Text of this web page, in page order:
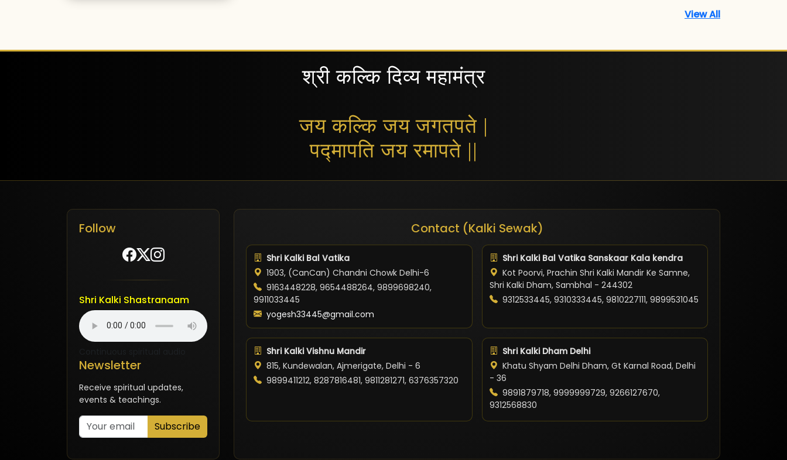
View All
श्री कल्कि दिव्य महामंत्र
जय कल्कि जय जगतपते |
पद्मापति जय रमापते ||
Follow
Shri Kalki Shastranaam
Newsletter
Receive spiritual updates,
events & teachings.
Subscribe
Contact (Kalki Sewak)
Shri Kalki Bal Vatika
1903, (CanCan) Chandni Chowk Delhi-6
9163448228, 9654488264, 9899698240,
9911033445
yogesh33445@gmail.com
Shri Kalki Bal Vatika Sanskaar Kala kendra
Kot Poorvi, Prachin Shri Kalki Mandir Ke Samne,
Shri Kalki Dham, Sambhal - 244302
9312533445, 9310333445, 9810227111, 9899531045
Shri Kalki Vishnu Mandir
815, Kundewalan, Ajmerigate, Delhi - 6
9899411212, 8287816481, 9811281271, 6376357320
Shri Kalki Dham Delhi
Khatu Shyam Delhi Dham, Gt Karnal Road, Delhi
- 36
9891879718, 9999999729, 9266127670,
9312568830